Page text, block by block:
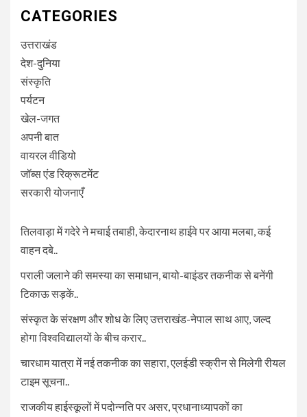
CATEGORIES
उत्तराखंड
देश-दुनिया
संस्कृति
पर्यटन
खेल-जगत
अपनी बात
वायरल वीडियो
जॉब्स एंड रिक्रूटमेंट
सरकारी योजनाएँ
तिलवाड़ा में गदेरे ने मचाई तबाही, केदारनाथ हाईवे पर आया मलबा, कई
वाहन दबे..
पराली जलाने की समस्या का समाधान, बायो-बाइंडर तकनीक से बनेंगी
टिकाऊ सड़कें..
संस्कृत के संरक्षण और शोध के लिए उत्तराखंड-नेपाल साथ आए, जल्द
होगा विश्वविद्यालयों के बीच करार..
चारधाम यात्रा में नई तकनीक का सहारा, एलईडी स्क्रीन से मिलेगी रीयल
टाइम सूचना..
राजकीय हाईस्कूलों में पदोन्नति पर असर, प्रधानाध्यापकों का